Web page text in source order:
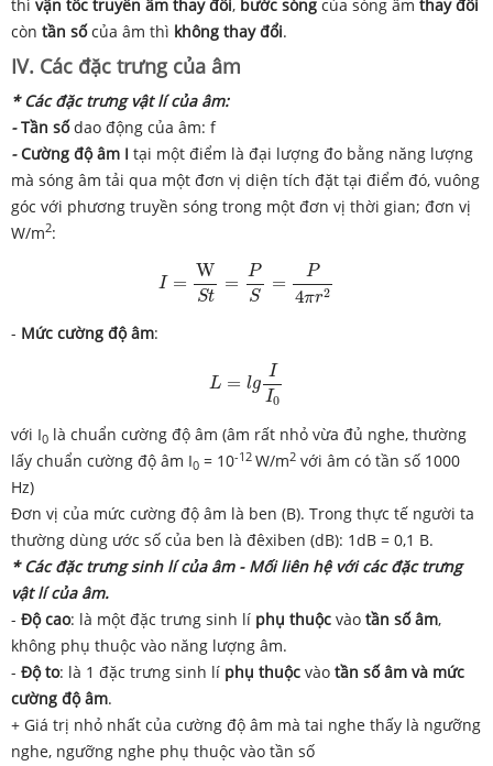
thì vận tốc truyền âm thay đổi, bước sóng của sóng âm thay đổi
còn tần sốcủa âm thì không thay đổi.
IV. Các đặc trưng của âm
* Các đặc trưng vật lí của âm:
-Tần sốdao động của âm: f
-Cường độ âm I tại một điểm là đại lượng đo bằng năng lượng
mà sóng âm tải qua một đơn vị diện tích đặt tại điểm đó, vuông
góc với phương truyền sóng trong một đơn vị thời gian; đơn vị
W/m2:
I =
W
St
=
P
S
=
P
4πr2
WS S= 2
- Mức cường độ âm:
L = lg
I
I0
0
với I0 là chuẩn cường độ âm (âm rất nhỏ vừa đủ nghe, thường
lấy chuẩn cường độ âm I0 = 10-12 W/m2 với âm có tần số 1000
Hz)
Đơn vị của mức cường độ âm là ben (B). Trong thực tế người ta
thường dùng ước số của ben là đêxiben (dB): 1dB = 0,1 B.
* Các đặc trưng sinh lí của âm - Mối liên hệ với các đặc trưng
vật lí của âm.
- Độ cao: là một đặc trưng sinh lí phụ thuộc vào tần số âm,
không phụ thuộc vào năng lượng âm.
- Độ to: là 1 đặc trưng sinh lí phụ thuộc vào tần số âm và mức
cường độ âm.
+ Giá trị nhỏ nhất của cường độ âm mà tai nghe thấy là ngưỡng
nghe, ngưỡng nghe phụ thuộc vào tần số